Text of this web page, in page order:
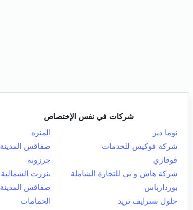
شركات في نفس الإختصاص
نوما ديز
المنزه
شركة فوكيس للخدمات
صفاقس المدينة
قوفازي
جرزونة
شركة هاش و بي للتجارة الشاملة
بنزرت الشمالية
بوردارباس
صفاقس المدينة
حلول سترايف تريد
الحمامات